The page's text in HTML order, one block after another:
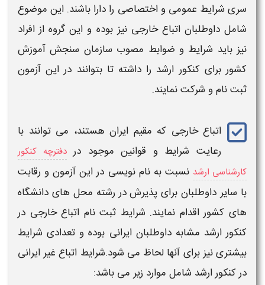
سری شرایط عمومی و اختصاصی را دارا باشند. این موضوع
شامل داوطلباناتباع خارجی نیز بوده و این گروه از افراد
نیز باید شرایطو ضوابط مصوب سازمان سنجش آموزش
کشور برای کنکور ارشد را داشته تا بتوانند در این آزمون
ثبت نام و شرکت نمایند.
اتباع خارجی که مقیم ایران هستند، می توانند با
رعایت شرایطو قوانین موجود دردفترچه کنکور
کارشناسی ارشد نسبت به نام نویسی در این آزمون و رقابت
با سایر داوطلبان برای پذیرش در رشته محل های دانشگاه
های کشور اقدام نمایند. شرایط ثبت نام اتباع خارجی در
کنکور ارشد مشابه داوطلبان ایرانی بوده و تعدادی شرایط
بیشتری نیز برای آنها لحاظ می شود.شرایط اتباع غیر ایرانی
در کنکور ارشد شامل موارد زیر می باشد: